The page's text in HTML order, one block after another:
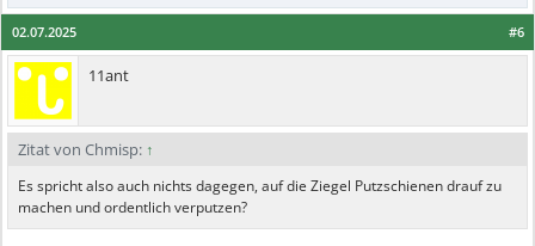
#6
02.07.2025
11ant
Zitat von Chmisp: ↑
Es spricht also auch nichts dagegen, auf die Ziegel Putzschienen drauf zu
machen und ordentlich verputzen?